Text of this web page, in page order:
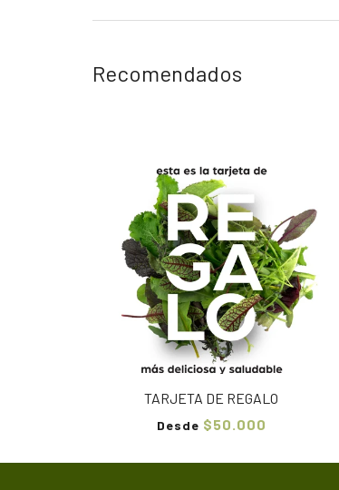
Recomendados
TARJETA DE REGALO
Desde $50.000